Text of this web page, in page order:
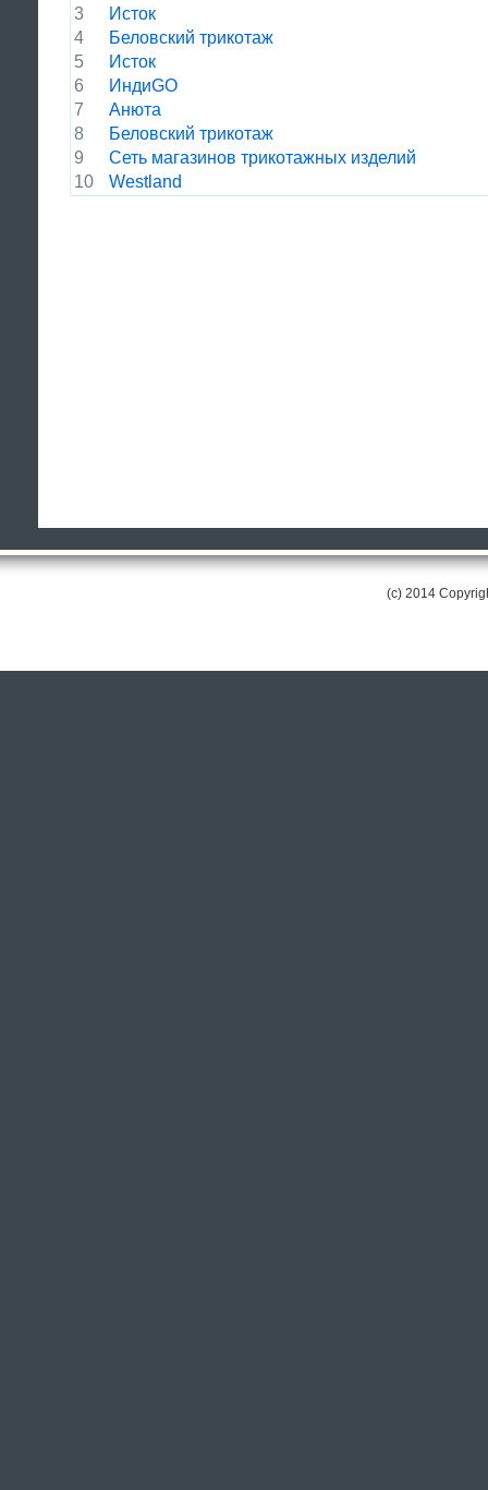
3
Исток
4
Беловский трикотаж
5
Исток
6
ИндиGO
7
Анюта
8
Беловский трикотаж
9
Сеть магазинов трикотажных изделий
10
Westland
(c) 2014